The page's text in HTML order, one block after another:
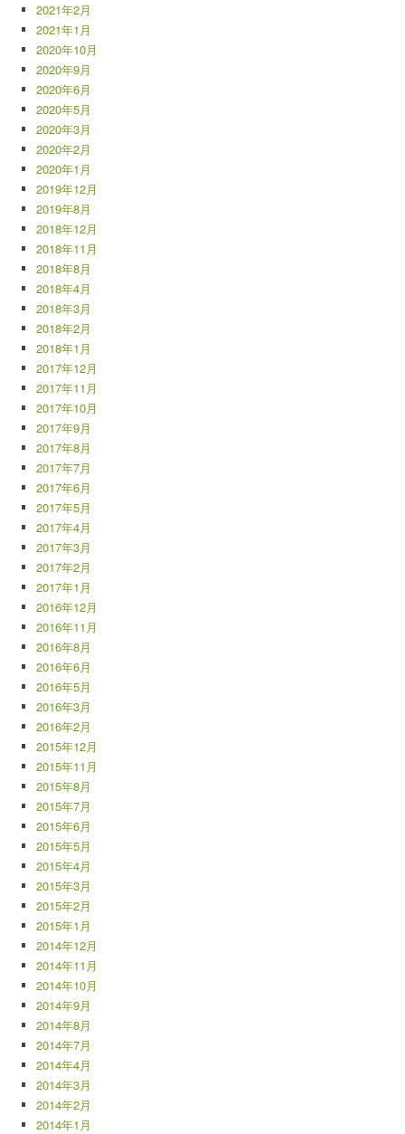
2021年2月
2021年1月
2020年10月
2020年9月
2020年6月
2020年5月
2020年3月
2020年2月
2020年1月
2019年12月
2019年8月
2018年12月
2018年11月
2018年8月
2018年4月
2018年3月
2018年2月
2018年1月
2017年12月
2017年11月
2017年10月
2017年9月
2017年8月
2017年7月
2017年6月
2017年5月
2017年4月
2017年3月
2017年2月
2017年1月
2016年12月
2016年11月
2016年8月
2016年6月
2016年5月
2016年3月
2016年2月
2015年12月
2015年11月
2015年8月
2015年7月
2015年6月
2015年5月
2015年4月
2015年3月
2015年2月
2015年1月
2014年12月
2014年11月
2014年10月
2014年9月
2014年8月
2014年7月
2014年4月
2014年3月
2014年2月
2014年1月